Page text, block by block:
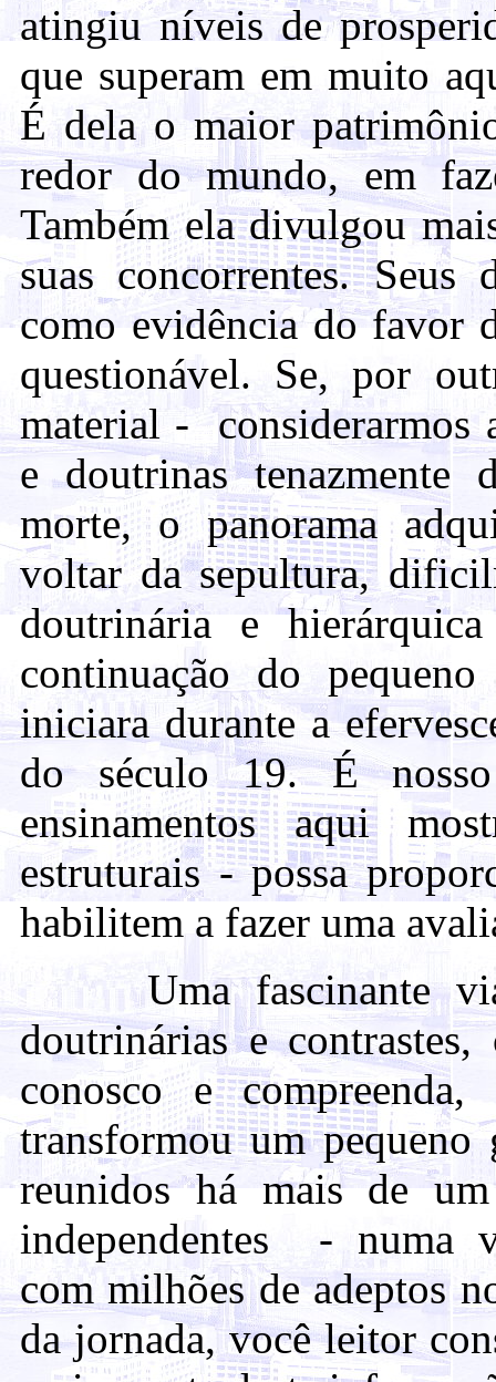
atingiu níveis de
que superam em muito
É dela o maior
redor do mundo, em
Também ela divulgou
suas concorrentes. Seus
como evidência do
questionável. Se, por
material - considerarmos
e doutrinas tenazmente
morte, o panorama
voltar da sepultura,
doutrinária e
continuação do
iniciara durante a
do século 19. É
ensinamentos aqui
estruturais - possa
habilitem a fazer uma
Uma fascinante
doutrinárias e
conosco e
transformou um
reunidos há mais de
independentes - numa
com milhões de adeptos
da jornada, você leitor